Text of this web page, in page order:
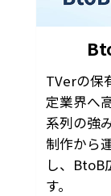
TVerの保
定業界へ
系列の強
制作から
し、BtoB
す。